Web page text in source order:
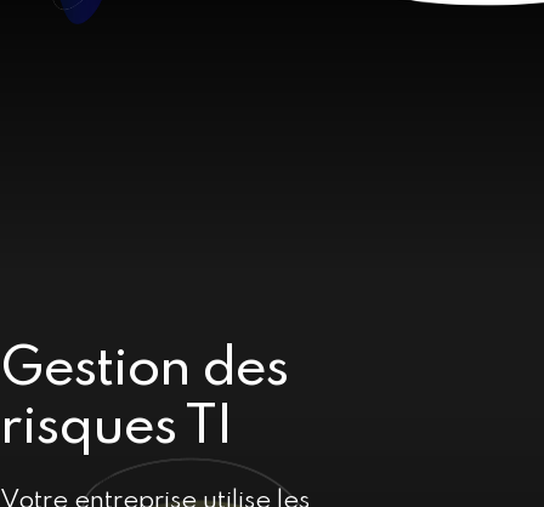
Gestion des
risques TI
Votre entreprise utilise les